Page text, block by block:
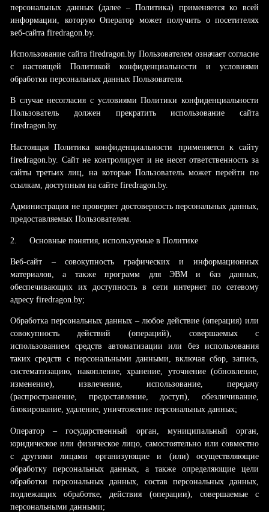
персональных данных (далее – Политика) применяется ко всей
информации, которую Оператор может получить о посетителях
веб-сайта firedragon.by.
Использование сайта firedragon.by Пользователем означает согласие
с настоящей Политикой конфиденциальности и условиями
обработки персональных данных Пользователя.
В случае несогласия с условиями Политики конфиденциальности
Пользователь должен прекратить использование сайта
firedragon.by.
Настоящая Политика конфиденциальности применяется к сайту
firedragon.by. Сайт не контролирует и не несет ответственность за
сайты третьих лиц, на которые Пользователь может перейти по
ссылкам, доступным на сайте firedragon.by.
Администрация не проверяет достоверность персональных данных,
предоставляемых Пользователем.
2. Основные понятия, используемые в Политике
Веб-сайт – совокупность графических и информационных
материалов, а также программ для ЭВМ и баз данных,
обеспечивающих их доступность в сети интернет по сетевому
адресу firedragon.by;
Обработка персональных данных – любое действие (операция) или
совокупность действий (операций), совершаемых с
использованием средств автоматизации или без использования
таких средств с персональными данными, включая сбор, запись,
систематизацию, накопление, хранение, уточнение (обновление,
изменение), извлечение, использование, передачу
(распространение, предоставление, доступ), обезличивание,
блокирование, удаление, уничтожение персональных данных;
Оператор – государственный орган, муниципальный орган,
юридическое или физическое лицо, самостоятельно или совместно
с другими лицами организующие и (или) осуществляющие
обработку персональных данных, а также определяющие цели
обработки персональных данных, состав персональных данных,
подлежащих обработке, действия (операции), совершаемые с
персональными данными;